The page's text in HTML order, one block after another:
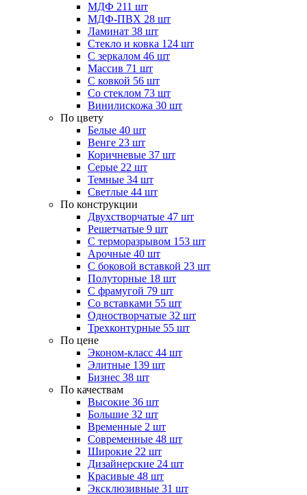
МДФ 211 шт
МДФ-ПВХ 28 шт
Ламинат 38 шт
Стекло и ковка 124 шт
С зеркалом 46 шт
Массив 71 шт
С ковкой 56 шт
Со стеклом 73 шт
Винилискожа 30 шт
По цвету
Белые 40 шт
Венге 23 шт
Коричневые 37 шт
Серые 22 шт
Темные 34 шт
Светлые 44 шт
По конструкции
Двухстворчатые 47 шт
Решетчатые 9 шт
С терморазрывом 153 шт
Арочные 40 шт
С боковой вставкой 23 шт
Полуторные 18 шт
С фрамугой 79 шт
Cо вставками 55 шт
Одностворчатые 32 шт
Трехконтурные 55 шт
По цене
Эконом-класс 44 шт
Элитные 139 шт
Бизнес 38 шт
По качествам
Высокие 36 шт
Большие 32 шт
Временные 2 шт
Современные 48 шт
Широкие 22 шт
Дизайнерские 24 шт
Красивые 48 шт
Эксклюзивные 31 шт